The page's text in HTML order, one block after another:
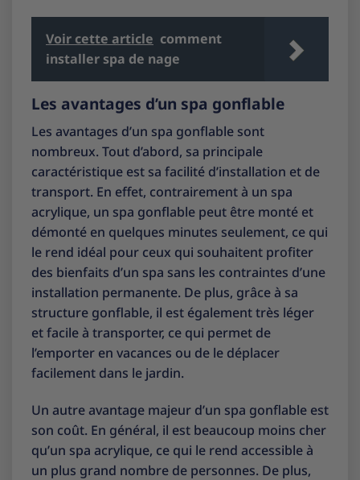
Voir cette article comment
installer spa de nage
Les avantages d’un spa gonflable
Les avantages d’un spa gonflable sont
nombreux. Tout d’abord, sa principale
caractéristique est sa facilité d’installation et de
transport. En effet, contrairement à un spa
acrylique, un spa gonflable peut être monté et
démonté en quelques minutes seulement, ce qui
le rend idéal pour ceux qui souhaitent profiter
des bienfaits d’un spa sans les contraintes d’une
installation permanente. De plus, grâce à sa
structure gonflable, il est également très léger
et facile à transporter, ce qui permet de
l’emporter en vacances ou de le déplacer
facilement dans le jardin.
Un autre avantage majeur d’un spa gonflable est
son coût. En général, il est beaucoup moins cher
qu’un spa acrylique, ce qui le rend accessible à
un plus grand nombre de personnes. De plus,